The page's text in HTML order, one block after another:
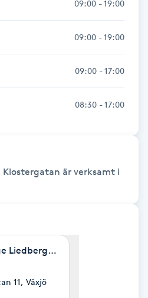
09:00 - 19:00
09:00 - 19:00
09:00 - 17:00
08:30 - 17:00
Klostergatan är verksamt i
Liedbergsgatan
11, Växjö